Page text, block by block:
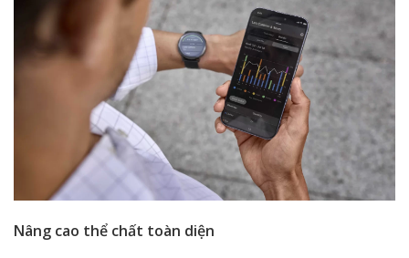
Nâng cao thể chất toàn diện